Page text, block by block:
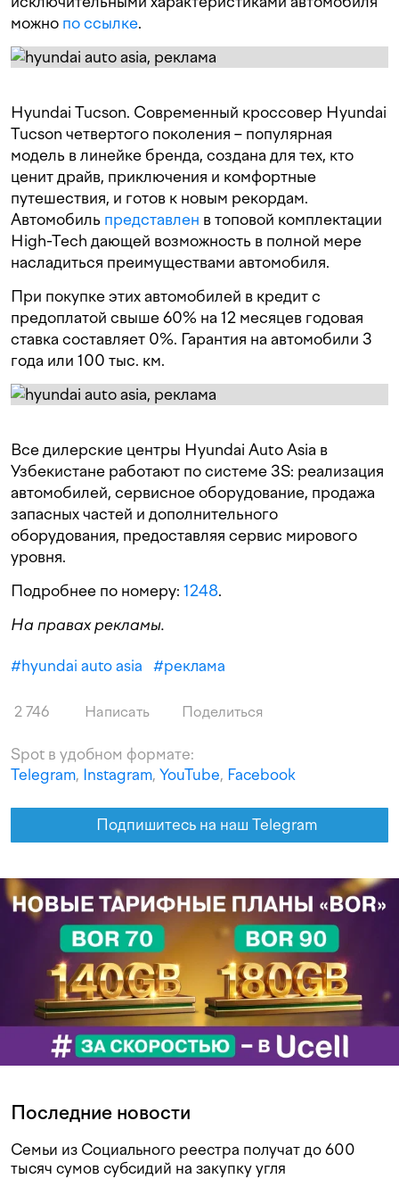
можно по ссылке.
Hyundai Tucson. Современный кроссовер Hyundai
Tucson четвертого поколения – популярная
модель в линейке бренда, создана для тех, кто
ценит драйв, приключения и комфортные
путешествия, и готов к новым рекордам.
Автомобиль представлен в топовой комплектации
High-Tech дающей возможность в полной мере
насладиться преимуществами автомобиля.
При покупке этих автомобилей в кредит с
предоплатой свыше 60% на 12 месяцев годовая
ставка составляет 0%. Гарантия на автомобили 3
года или 100 тыс. км.
Все дилерские центры Hyundai Auto Asia в
Узбекистане работают по системе 3S: реализация
автомобилей, сервисное оборудование, продажа
запасных частей и дополнительного
оборудования, предоставляя сервис мирового
уровня.
Подробнее по номеру: 1248.
На правах рекламы.
#hyundai auto asia #реклама
2 746 Написать Поделиться
Spot в удобном формате:
Telegram, Instagram, YouTube, Facebook
Подпишитесь на наш Telegram
Последние новости
Семьи из Социального реестра получат до 600
тысяч сумов субсидий на закупку угля